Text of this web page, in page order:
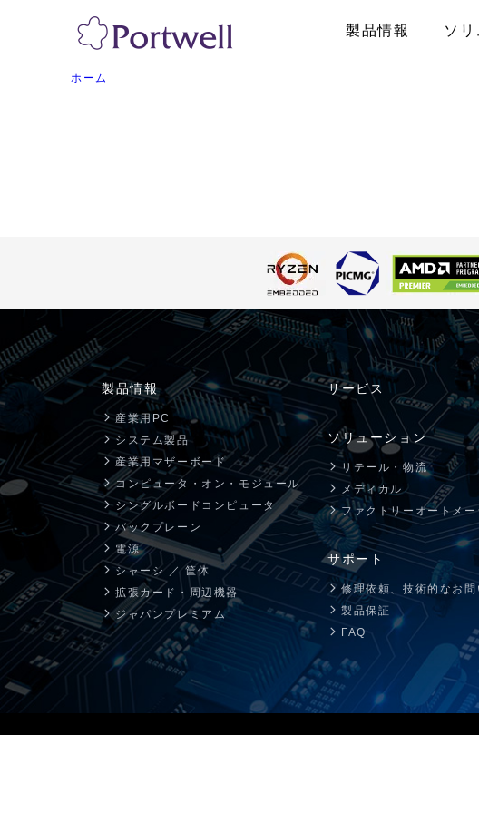
製品情報
ハンディターミナル/スマー
トフォン
その他
バックプレーン
PICMG1.3 バックプレーン
ジャパンプレミアム
CPUボード
システム製品
ソ
ホーム
製品情報
産業用PC
システム製品
産業用マザーボード
コンピュータ・オン・モジュール
シングルボードコンピュータ
バックプレーン
電源
シャーシ ／ 筐体
拡張カード・周辺機器
ジャパンプレミアム
サービス
ソリューション
リテール・物流
メディカル
ファクトリーオートメー
サポート
修理依頼、技術的なお問
製品保証
FAQ